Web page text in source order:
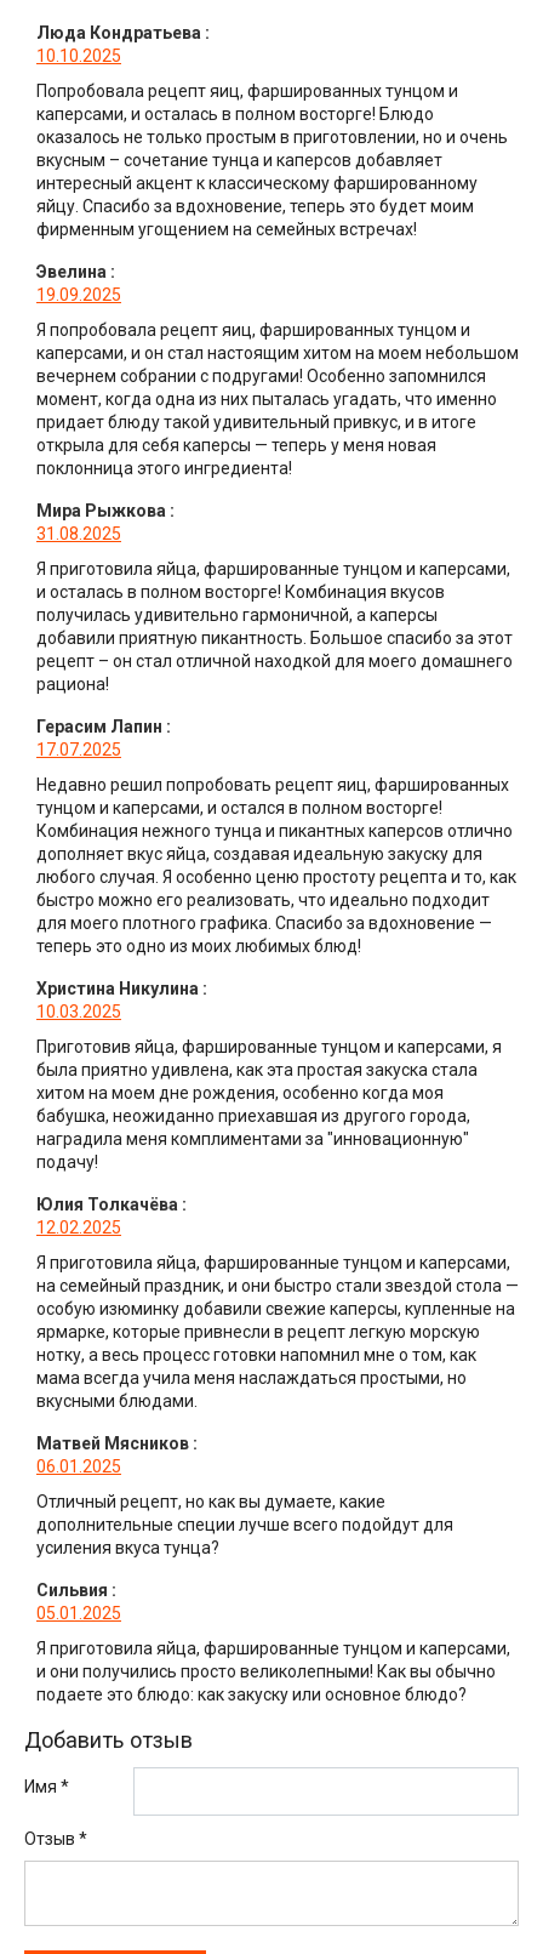
Люда Кондратьева :
10.10.2025
Попробовала рецепт яиц, фаршированных тунцом и
каперсами, и осталась в полном восторге! Блюдо
оказалось не только простым в приготовлении, но и очень
вкусным – сочетание тунца и каперсов добавляет
интересный акцент к классическому фаршированному
яйцу. Спасибо за вдохновение, теперь это будет моим
фирменным угощением на семейных встречах!
Эвелина :
19.09.2025
Я попробовала рецепт яиц, фаршированных тунцом и
каперсами, и он стал настоящим хитом на моем небольшом
вечернем собрании с подругами! Особенно запомнился
момент, когда одна из них пыталась угадать, что именно
придает блюду такой удивительный привкус, и в итоге
открыла для себя каперсы — теперь у меня новая
поклонница этого ингредиента!
Мира Рыжкова :
31.08.2025
Я приготовила яйца, фаршированные тунцом и каперсами,
и осталась в полном восторге! Комбинация вкусов
получилась удивительно гармоничной, а каперсы
добавили приятную пикантность. Большое спасибо за этот
рецепт – он стал отличной находкой для моего домашнего
рациона!
Герасим Лапин :
17.07.2025
Недавно решил попробовать рецепт яиц, фаршированных
тунцом и каперсами, и остался в полном восторге!
Комбинация нежного тунца и пикантных каперсов отлично
дополняет вкус яйца, создавая идеальную закуску для
любого случая. Я особенно ценю простоту рецепта и то, как
быстро можно его реализовать, что идеально подходит
для моего плотного графика. Спасибо за вдохновение —
теперь это одно из моих любимых блюд!
Христина Никулина :
10.03.2025
Приготовив яйца, фаршированные тунцом и каперсами, я
была приятно удивлена, как эта простая закуска стала
хитом на моем дне рождения, особенно когда моя
бабушка, неожиданно приехавшая из другого города,
наградила меня комплиментами за "инновационную"
подачу!
Юлия Толкачёва :
12.02.2025
Я приготовила яйца, фаршированные тунцом и каперсами,
на семейный праздник, и они быстро стали звездой стола —
особую изюминку добавили свежие каперсы, купленные на
ярмарке, которые привнесли в рецепт легкую морскую
нотку, а весь процесс готовки напомнил мне о том, как
мама всегда учила меня наслаждаться простыми, но
вкусными блюдами.
Матвей Мясников :
06.01.2025
Отличный рецепт, но как вы думаете, какие
дополнительные специи лучше всего подойдут для
усиления вкуса тунца?
Сильвия :
05.01.2025
Я приготовила яйца, фаршированные тунцом и каперсами,
и они получились просто великолепными! Как вы обычно
подаете это блюдо: как закуску или основное блюдо?
Добавить отзыв
Имя *
Отзыв *